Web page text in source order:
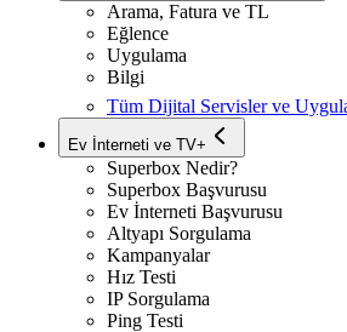
Arama, Fatura ve TL
Eğlence
Uygulama
Bilgi
Tüm Dijital Servisler ve
Ev İnterneti ve TV+
Superbox Nedir?
Superbox Başvurusu
Ev İnterneti Başvurusu
Altyapı Sorgulama
Kampanyalar
Hız Testi
IP Sorgulama
Ping Testi